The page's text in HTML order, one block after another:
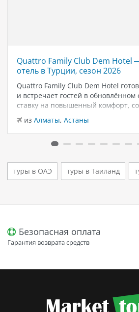
Quattro Family Club Dem Hotel
отель в Турции, сезон 2026
Quattro Family Club Dem Hotel
и встречает гостей в
ставку на повышенный комфорт,
моря. Отель остаётся популярным
кто ищет семейный отель в…
из Алматы, Астаны
туры в ОАЭ туры в Таиланд
Безопасная оплата
Гарантия возврата средств